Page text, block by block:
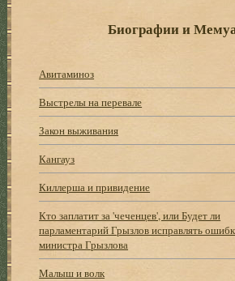
Биографии и
Авитаминоз
Выстрелы на перевале
Закон выживания
Кангауз
Киллерша и привидение
Кто заплатит за 'чеченцев', или Будет ли
парламентарий Грызлов исправлять
министра Грызлова
Малыш и волк